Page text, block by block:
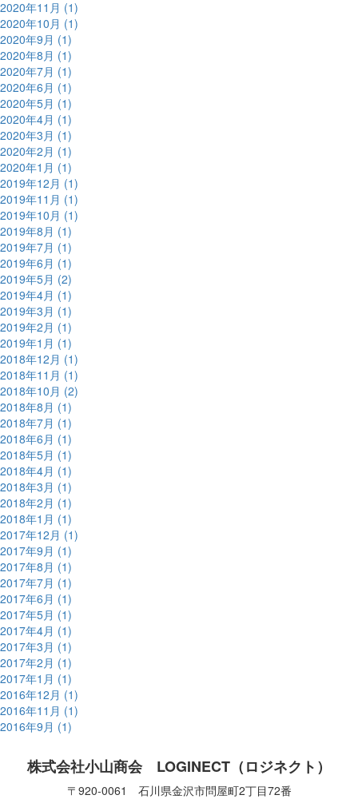
2020年11月 (1)
2020年10月 (1)
2020年9月 (1)
2020年8月 (1)
2020年7月 (1)
2020年6月 (1)
2020年5月 (1)
2020年4月 (1)
2020年3月 (1)
2020年2月 (1)
2020年1月 (1)
2019年12月 (1)
2019年11月 (1)
2019年10月 (1)
2019年8月 (1)
2019年7月 (1)
2019年6月 (1)
2019年5月 (2)
2019年4月 (1)
2019年3月 (1)
2019年2月 (1)
2019年1月 (1)
2018年12月 (1)
2018年11月 (1)
2018年10月 (2)
2018年8月 (1)
2018年7月 (1)
2018年6月 (1)
2018年5月 (1)
2018年4月 (1)
2018年3月 (1)
2018年2月 (1)
2018年1月 (1)
2017年12月 (1)
2017年9月 (1)
2017年8月 (1)
2017年7月 (1)
2017年6月 (1)
2017年5月 (1)
2017年4月 (1)
2017年3月 (1)
2017年2月 (1)
2017年1月 (1)
2016年12月 (1)
2016年11月 (1)
2016年9月 (1)
株式会社小山商会 LOGINECT（ロジネクト）
〒920-0061 石川県金沢市問屋町2丁目72番